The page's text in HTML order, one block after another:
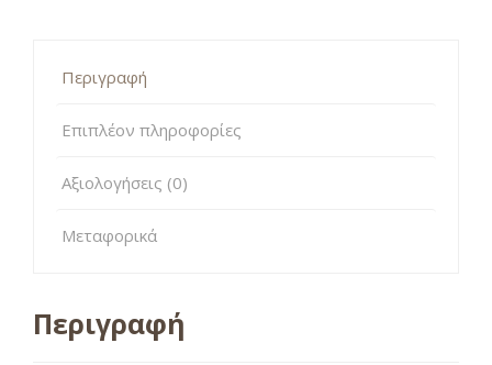
Περιγραφή
Επιπλέον πληροφορίες
Αξιολογήσεις (0)
Μεταφορικά
Περιγραφή